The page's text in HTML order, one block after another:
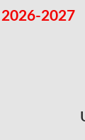
2026-2027